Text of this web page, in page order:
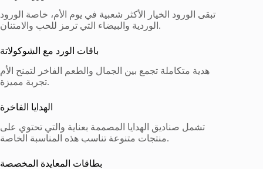
تبقى الورود الخيار الأكثر شعبية في يوم الأم، خاصة الورود
الوردية والبيضاء التي ترمز للحب والامتنان.
باقات الورد مع الشوكولاتة
هدية متكاملة تجمع بين الجمال والطعم الفاخر لتمنح الأم
تجربة مميزة.
الهدايا الفاخرة
تشمل صناديق الهدايا المصممة بعناية والتي تحتوي على
منتجات متنوعة تناسب هذه المناسبة الخاصة.
بطاقات المعايدة المخصصة